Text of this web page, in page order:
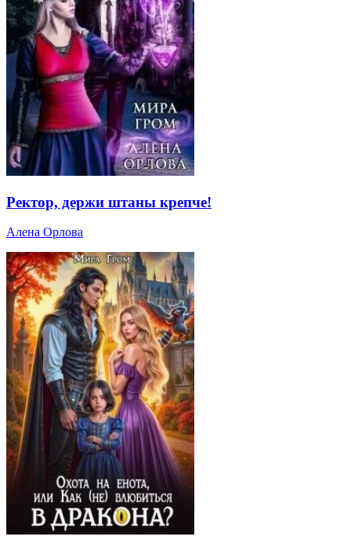
Ректор, держи штаны крепче!
Алена Орлова